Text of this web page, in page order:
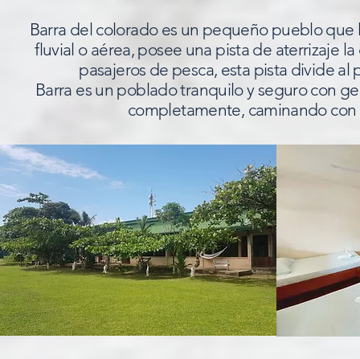
Barra del colorado es un pequeño pueblo
fluvial o aérea, posee una pista de aterrizaje
pasajeros de pesca, esta pista divide
Barra es un poblado tranquilo y seguro con
completamente, caminando